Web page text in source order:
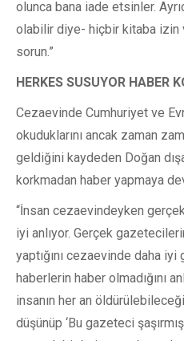
olunca bana iade etsinler.
olabilir diye- hiçbir kitaba izin
sorun.”
HERKES SUSUYOR HABER
Cezaevinde Cumhuriyet ve
okuduklarını ancak zaman
geldiğini kaydeden Doğan
korkmadan haber yapmaya
“İnsan cezaevindeyken
iyi anlıyor. Gerçek
yaptığını cezaevinde daha
haberlerin haber olmadığını
insanın her an
düşünüp ‘Bu gazeteci